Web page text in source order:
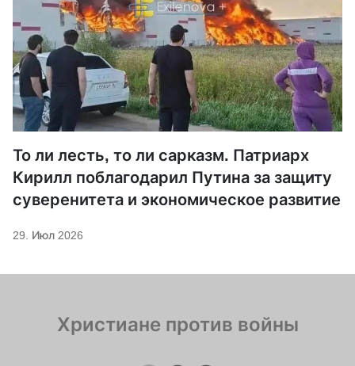
То ли лесть, то ли сарказм. Патриарх
Кирилл поблагодарил Путина за защиту
суверенитета и экономическое развитие
29. Июл 2026
Христиане против войны